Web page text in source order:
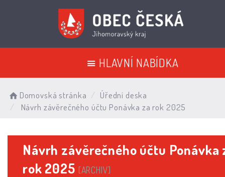
HLAVNÍ NABÍDKA
Domovská stránka
Úřední deska
Návrh závěrečného účtu Ponávka za rok 2025
Návrh závěrečného účtu Ponávka
rok 2025 [ARCHIV]